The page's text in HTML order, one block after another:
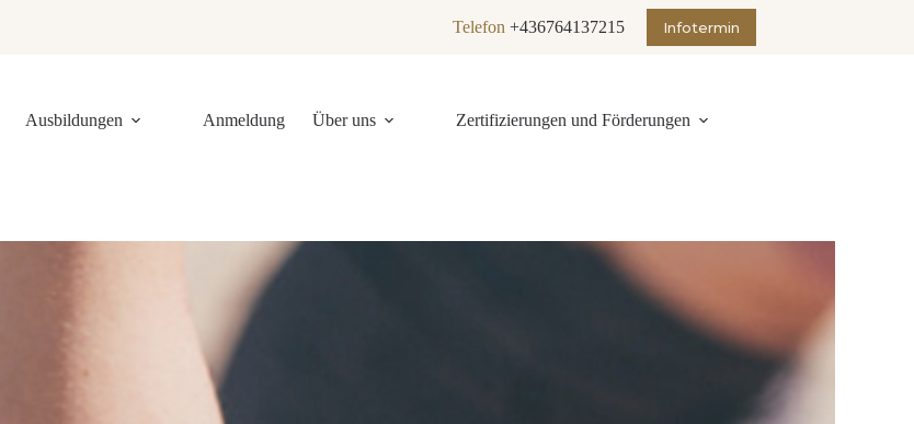
Telefon +436764137215 Infotermin
Ausbildungen Anmeldung Über uns Zertifizierungen und Förderungen